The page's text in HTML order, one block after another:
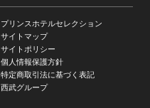
プリンスホテルセレクション
サイトマップ
サイトポリシー
個人情報保護方針
特定商取引法に基づく表記
西武グループ